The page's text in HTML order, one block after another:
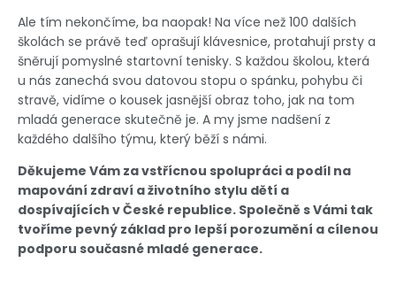
Ale tím nekončíme, ba naopak! Na více než 100 dalších
školách se právě teď oprašují klávesnice, protahují prsty a
šněrují pomyslné startovní tenisky. S každou školou, která
u nás zanechá svou datovou stopu o spánku, pohybu či
stravě, vidíme o kousek jasnější obraz toho, jak na tom
mladá generace skutečně je. A my jsme nadšení z
každého dalšího týmu, který běží s námi.
Děkujeme Vám za vstřícnou spolupráci a podíl na
mapování zdraví a životního stylu dětí a
dospívajících v České republice. Společně s Vámi tak
tvoříme pevný základ pro lepší porozumění a cílenou
podporu současné mladé generace.